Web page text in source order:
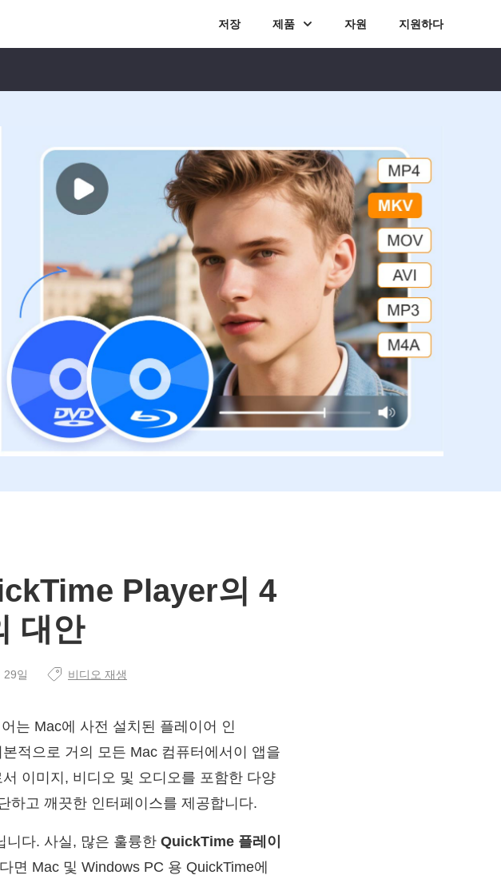
저장 제품 자원 지원하다
Player의 4
대안
29일 비디오 재생
는 Mac에 사전 설치된 플레이어 인
적으로 거의 모든 Mac 컴퓨터에서이 앱을
이미지, 비디오 및 오디오를 포함한 다양
하고 깨끗한 인터페이스를 제공합니다.
니다. 사실, 많은 훌륭한 QuickTime 플레이
면 Mac 및 Windows PC 용 QuickTime에